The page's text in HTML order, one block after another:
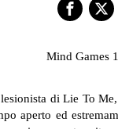
di Lie To
aperto ed